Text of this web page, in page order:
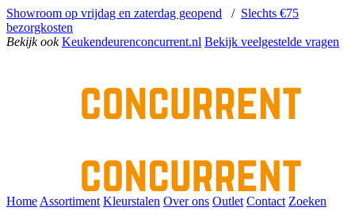
Showroom op vrijdag en zaterdag geopend / Slechts €75
bezorgkosten
Bekijk ook Keukendeurenconcurrent.nl Bekijk veelgestelde vragen
Home Assortiment Kleurstalen Over ons Outlet Contact Zoeken